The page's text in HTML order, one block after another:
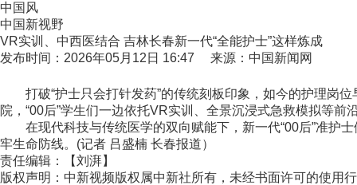
中国风
中国新视野
VR实训、中西医结合 吉林长春新一代“全能护士”这样炼成
发布时间：2026年05月12日 16:47 来源：中国新闻网
打破“护士只会打针发药”的传统刻板印象，如今的护理岗位
院，“00后”学生们一边依托VR实训、全景沉浸式急救模拟等
在现代科技与传统医学的双向赋能下，新一代“00后”准护士
牢生命防线。(记者 吕盛楠 长春报道）
责任编辑：【刘湃】
版权声明：中新视频版权属中新社所有，未经书面许可的使用